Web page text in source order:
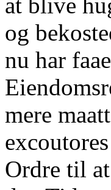
og
nu har
mere
Ordre til